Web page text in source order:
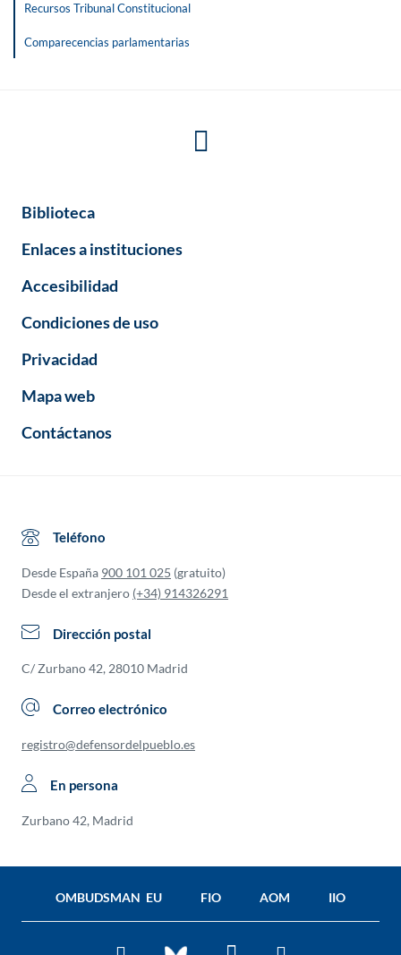
Recursos Tribunal Constitucional
Comparecencias parlamentarias
Biblioteca
Enlaces a instituciones
Accesibilidad
Condiciones de uso
Privacidad
Mapa web
Contáctanos
Teléfono
Desde España 900 101 025 (gratuito)
Desde el extranjero (+34) 914326291
Dirección postal
C/ Zurbano 42, 28010 Madrid
Correo electrónico
registro@defensordelpueblo.es
En persona
Zurbano 42, Madrid
OMBUDSMAN EU FIO AOM IIO
Twitter FacebookYou